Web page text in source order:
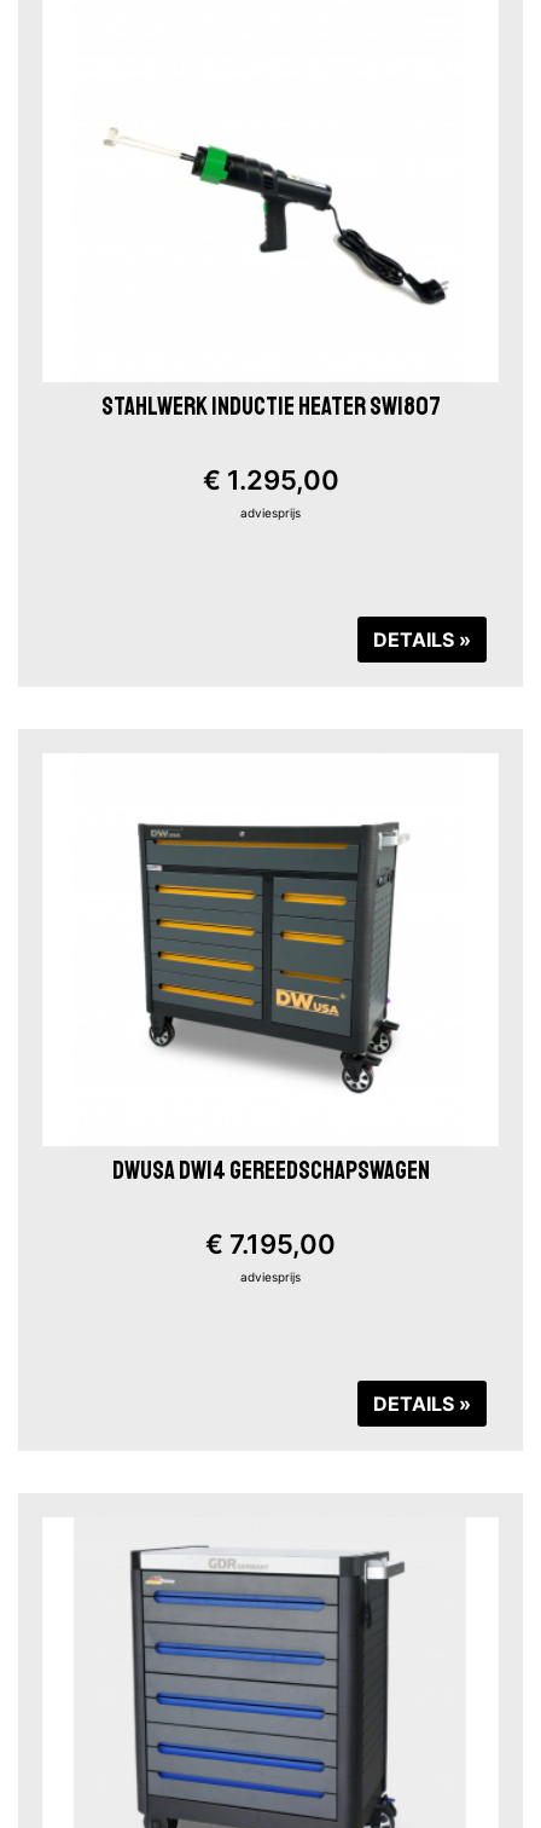
STAHLWERK INDUCTIE HEATER SW1807
€ 1.295,00
adviesprijs
DETAILS »
DWUSA DW14 GEREEDSCHAPSWAGEN
€ 7.195,00
adviesprijs
DETAILS »